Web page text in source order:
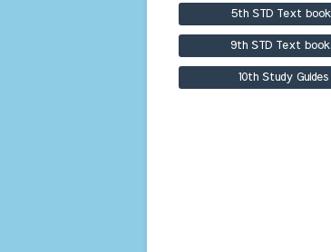
5th STD Text
9th STD Text
10th Study Guides